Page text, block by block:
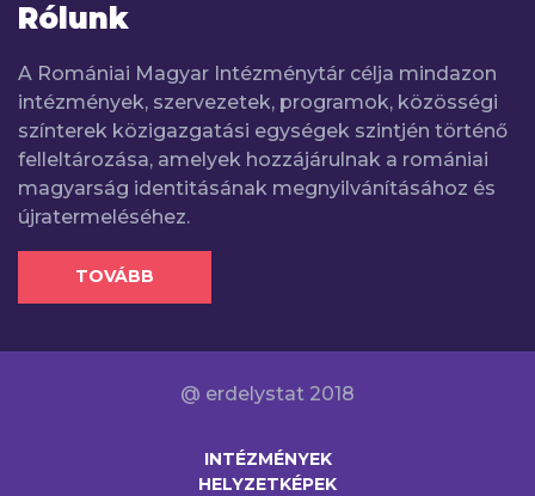
Rólunk
A Romániai Magyar Intézménytár célja mindazon
intézmények, szervezetek, programok, közösségi
színterek közigazgatási egységek szintjén történő
felleltározása, amelyek hozzájárulnak a romániai
magyarság identitásának megnyilvánításához és
újratermeléséhez.
TOVÁBB
@ erdelystat 2018
INTÉZMÉNYEK
HELYZETKÉPEK